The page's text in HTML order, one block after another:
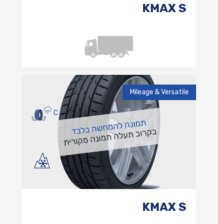
KMAX S
Mileage & Versatile
C
KMAX S